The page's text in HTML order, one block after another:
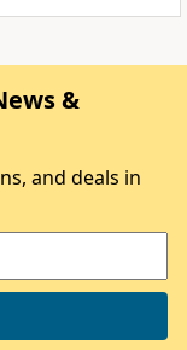
&
and deals in